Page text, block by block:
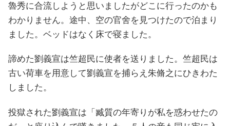
魯秀に合流しようと思いましたがどこに行ったのかも
わかりません。途中、空の官舍を見つけたので泊まり
ました。ベッドはなく床で寝ました。
諦めた劉義宣は竺超民に使者を送りました。竺超民は
古い荷車を用意して劉義宣を捕らえ朱脩之にひきわた
しました。
投獄された劉義宣は「臧質の年寄りが私を惑わせたの